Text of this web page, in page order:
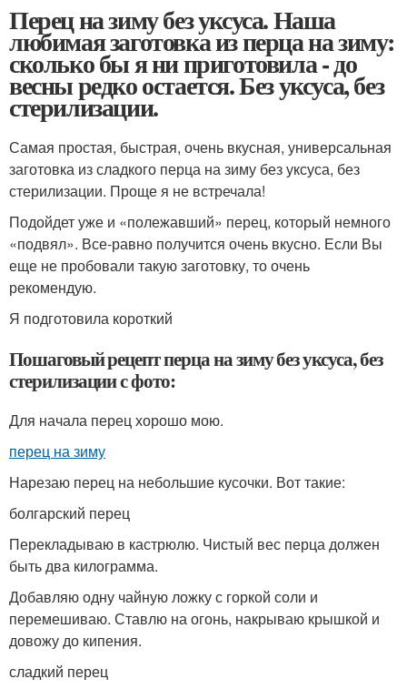
Перец на зиму без уксуса. Наша
любимая заготовка из перца на зиму:
сколько бы я ни приготовила - до
весны редко остается. Без уксуса, без
стерилизации.
Самая простая, быстрая, очень вкусная, универсальная
заготовка из сладкого перца на зиму без уксуса, без
стерилизации. Проще я не встречала!
Подойдет уже и «полежавший» перец, который немного
«подвял». Все-равно получится очень вкусно. Если Вы
еще не пробовали такую заготовку, то очень
рекомендую.
Я подготовила короткий
Пошаговый рецепт перца на зиму без уксуса, без
стерилизации с фото:
Для начала перец хорошо мою.
перец на зиму
Нарезаю перец на небольшие кусочки. Вот такие:
болгарский перец
Перекладываю в кастрюлю. Чистый вес перца должен
быть два килограмма.
Добавляю одну чайную ложку с горкой соли и
перемешиваю. Ставлю на огонь, накрываю крышкой и
довожу до кипения.
сладкий перец